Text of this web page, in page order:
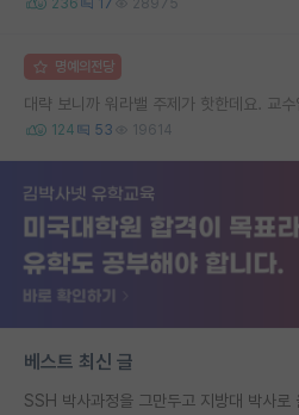
명예의전당
대략 보니까 워라밸 주제가 핫한데요. 교수
124 53 19614
베스트 최신 글